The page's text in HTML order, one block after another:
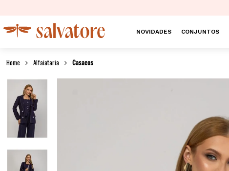
NOVIDADES CONJUNTOS
Alfaiataria Casacos